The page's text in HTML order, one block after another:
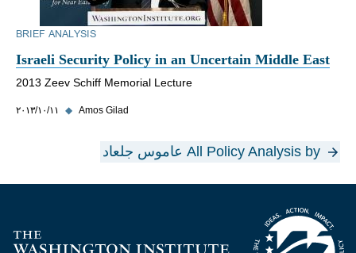
BRIEF ANALYSIS
Israeli Security Policy in an Uncertain Middle East
2013 Zeev Schiff Memorial Lecture
١١‏/١٠‏/٢٠١٣ ◆ Amos Gilad
All Policy Analysis by عاموس جلعاد